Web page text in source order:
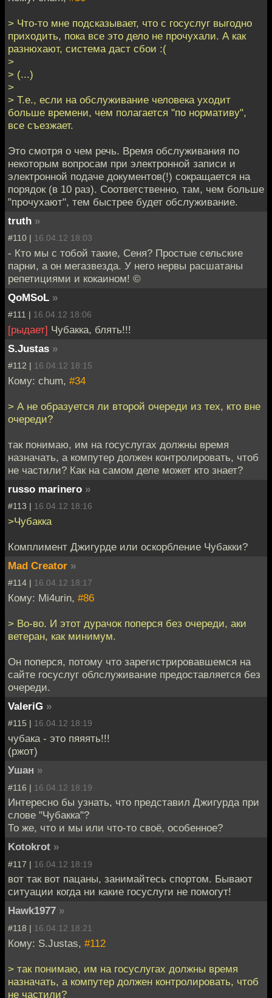
> Что-то мне подсказывает, что с госуслуг выгодно
приходить, пока все это дело не прочухали. А как
разнюхают, система даст сбои :(
>
> (...)
>
> Т.е., если на обслуживание человека уходит
больше времени, чем полагается "по нормативу",
все съезжает.
Это смотря о чем речь. Время обслуживания по
некоторым вопросам при электронной записи и
электронной подаче документов(!) сокращается на
порядок (в 10 раз). Соответственно, там, чем больше
"прочухают", тем быстрее будет обслуживание.
truth »
#110 | 16.04.12 18:03
- Кто мы с тобой такие, Сеня? Простые сельские
парни, а он мегазвезда. У него нервы расшатаны
репетициями и кокаином! ©
QoMSoL »
#111 | 16.04.12 18:06
[рыдает] Чубакка, блять!!!
S.Justas »
#112 | 16.04.12 18:15
Кому: chum, #34
> А не образуется ли второй очереди из тех, кто вне
очереди?
так понимаю, им на госуслугах должны время
назначать, а компутер должен контролировать, чтоб
не частили? Как на самом деле может кто знает?
russo marinero »
#113 | 16.04.12 18:16
>Чубакка
Комплимент Джигурде или оскорбление Чубакки?
Mad Creator »
#114 | 16.04.12 18:17
Кому: Mi4urin, #86
> Во-во. И этот дурачок поперся без очереди, аки
ветеран, как минимум.
Он поперся, потому что зарегистрировавшемся на
сайте госуслуг облслуживание предоставляется без
очереди.
ValeriG »
#115 | 16.04.12 18:19
чубака - это пяяять!!!
(ржот)
Ушан »
#116 | 16.04.12 18:19
Интересно бы узнать, что представил Джигурда при
слове "Чубакка"?
То же, что и мы или что-то своё, особенное?
Kotokrot »
#117 | 16.04.12 18:19
вот так вот пацаны, занимайтесь спортом. Бывают
ситуации когда ни какие госуслуги не помогут!
Hawk1977 »
#118 | 16.04.12 18:21
Кому: S.Justas, #112
> так понимаю, им на госуслугах должны время
назначать, а компутер должен контролировать, чтоб
не частили?